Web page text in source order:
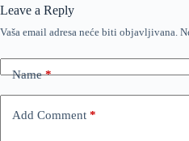
Leave a Reply
Vaša email adresa neće biti objavljivana.
Name*
Add Comment *